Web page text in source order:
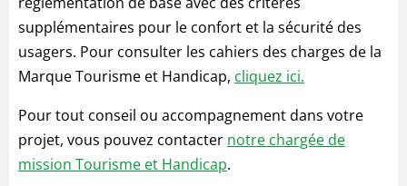
supplémentaires pour le confort et la sécurité des
usagers. Pour consulter les cahiers des charges de la
Marque Tourisme et Handicap, cliquez ici.
Pour tout conseil ou accompagnement dans votre
projet, vous pouvez contacter notre chargée de
mission Tourisme et Handicap.